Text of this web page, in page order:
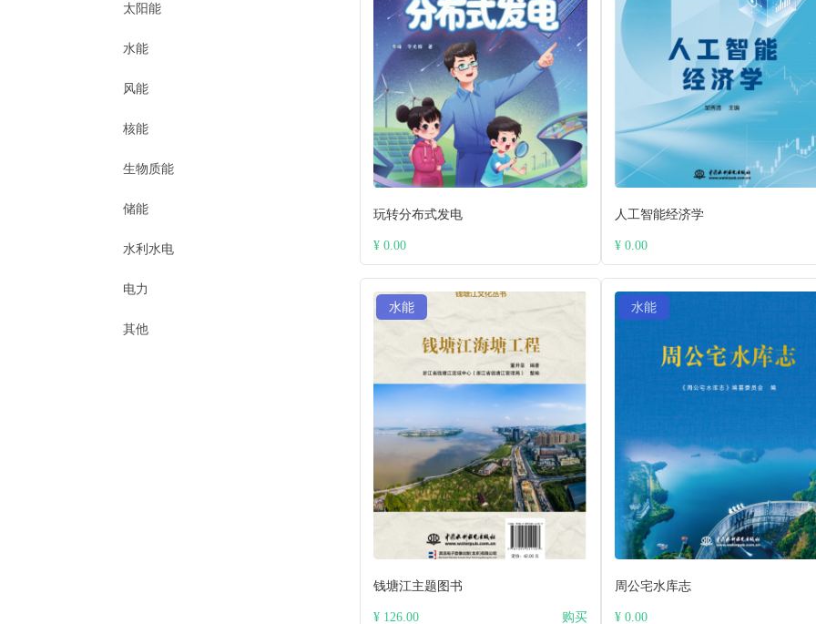
太阳能
水能
风能
核能
生物质能
储能
水利水电
电力
其他
玩转分布式发电
¥ 0.00
人工智能经济学
¥ 0.00
钱塘江主题图书
水能
¥ 126.00 购买
周公宅水库志
水能
¥ 0.00